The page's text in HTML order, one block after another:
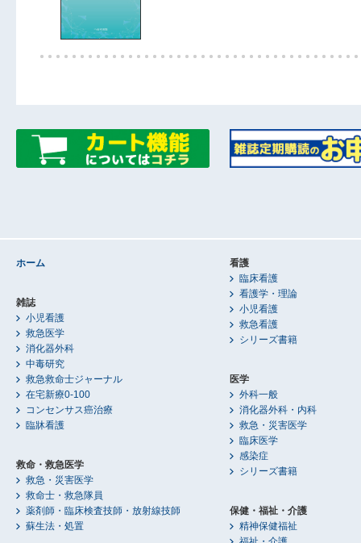
ホーム
雑誌
小児看護
救急医学
消化器外科
中毒研究
救急救命士ジャーナル
在宅新療0-100
コンセンサス癌治療
臨牀看護
救命・救急医学
救急・災害医学
救命士・救急隊員
薬剤師・臨床検査技師・放射線技師
蘇生法・処置
看護
臨床看護
看護学・理論
小児看護
救急看護
シリーズ書籍
医学
外科一般
消化器外科・内科
救急・災害医学
臨床医学
感染症
シリーズ書籍
保健・福祉・介護
精神保健福祉